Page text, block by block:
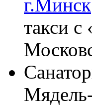
г.Минск
такси с